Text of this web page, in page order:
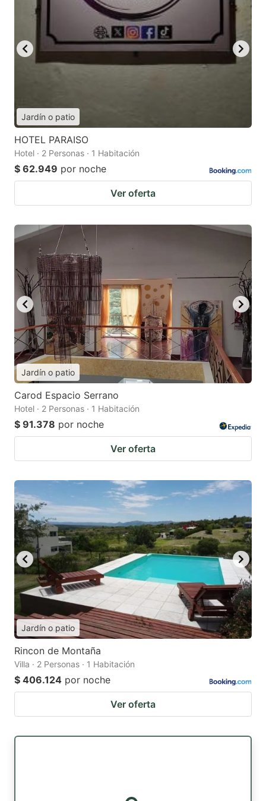
Jardín o patio
HOTEL PARAISO
Hotel · 2 Personas · 1 Habitación
$ 62.949 por noche
Ver oferta
Jardín o patio
Carod Espacio Serrano
Hotel · 2 Personas · 1 Habitación
$ 91.378 por noche
Ver oferta
Jardín o patio
Rincon de Montaña
Villa · 2 Personas · 1 Habitación
$ 406.124 por noche
Ver oferta